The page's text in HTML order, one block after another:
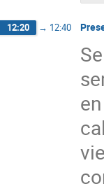
12:20 → 12:40